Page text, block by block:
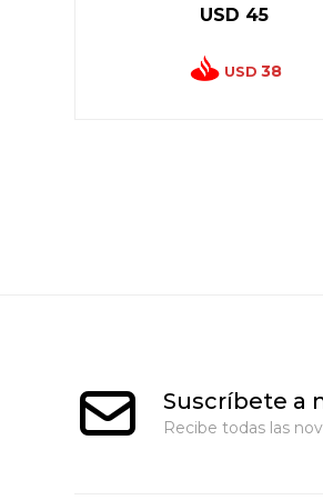
USD 45
USD 38
Suscríbete a
Recibe todas las